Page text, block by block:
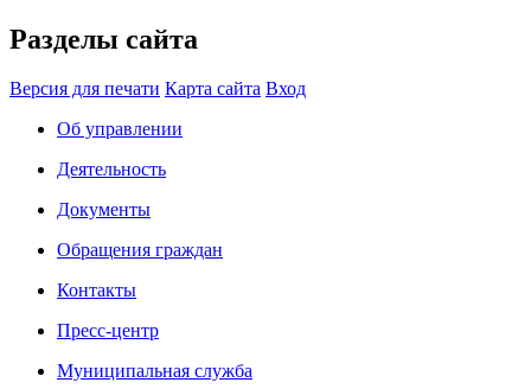
Разделы сайта
Версия для печати Карта сайта Вход
Об управлении
Деятельность
Документы
Обращения граждан
Контакты
Пресс-центр
Муниципальная служба